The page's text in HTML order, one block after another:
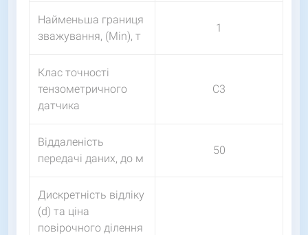
Найменьша границя
зважування, (Min), т
1
Клас точності
тензометричного
датчика
С3
Віддаленість
передачі даних, до м
50
Дискретність відліку
(d) та ціна
повірочного ділення